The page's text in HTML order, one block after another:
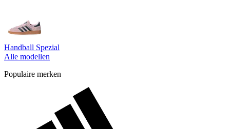
Handball Spezial
Alle modellen
Populaire merken